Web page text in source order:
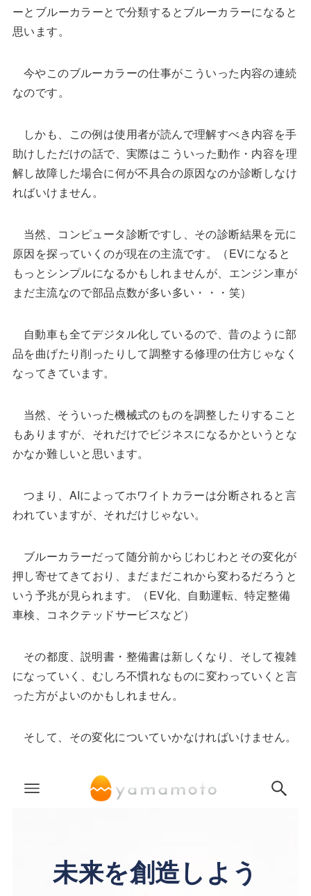
ーとブルーカラーとで分類するとブルーカラーになると
思います。
今やこのブルーカラーの仕事がこういった内容の連続
なのです。
しかも、この例は使用者が読んで理解すべき内容を手
助けしただけの話で、実際はこういった動作・内容を理
解し故障した場合に何が不具合の原因なのか診断しなけ
ればいけません。
当然、コンピュータ診断ですし、その診断結果を元に
原因を探っていくのが現在の主流です。（EVになると
もっとシンプルになるかもしれませんが、エンジン車が
まだ主流なので部品点数が多い多い・・・笑）
自動車も全てデジタル化しているので、昔のように部
品を曲げたり削ったりして調整する修理の仕方じゃなく
なってきています。
当然、そういった機械式のものを調整したりすること
もありますが、それだけでビジネスになるかというとな
かなか難しいと思います。
つまり、AIによってホワイトカラーは分断されると言
われていますが、それだけじゃない。
ブルーカラーだって随分前からじわじわとその変化が
押し寄せてきており、まだまだこれから変わるだろうと
いう予兆が見られます。（EV化、自動運転、特定整備
車検、コネクテッドサービスなど）
その都度、説明書・整備書は新しくなり、そして複雑
になっていく、むしろ不慣れなものに変わっていくと言
った方がよいのかもしれません。
そして、その変化についていかなければいけません。